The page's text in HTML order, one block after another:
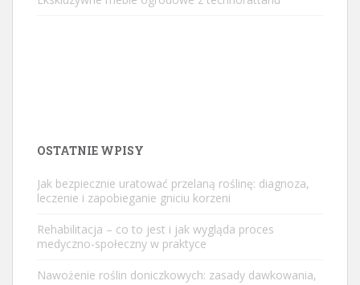
OSTATNIE WPISY
Jak bezpiecznie uratować przelaną roślinę: diagnoza,
leczenie i zapobieganie gniciu korzeni
Rehabilitacja – co to jest i jak wygląda proces
medyczno-społeczny w praktyce
Nawożenie roślin doniczkowych: zasady dawkowania,